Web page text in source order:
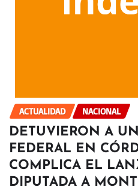
ACTUALIDAD NACIONAL
DETUVIERON A
FEDERAL EN
COMPLICA EL
DIPUTADA A